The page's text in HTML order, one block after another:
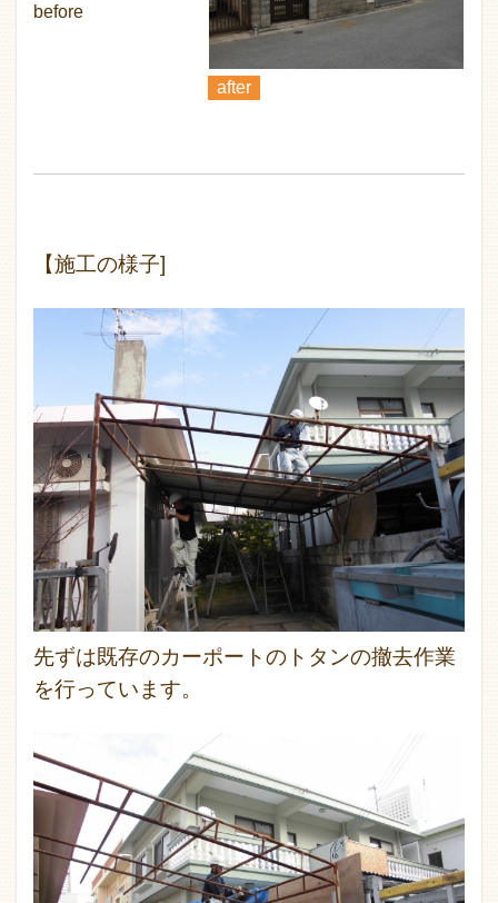
before
after
【施工の様子]
先ずは既存のカーポートのトタンの撤去作業
を行っています。